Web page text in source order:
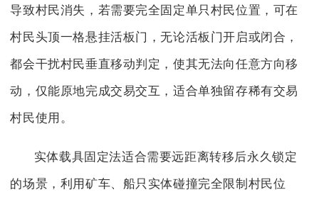
导致村民消失，若需要完全固定单只村民位置，可在
村民头顶一格悬挂活板门，无论活板门开启或闭合，
都会干扰村民垂直移动判定，使其无法向任意方向移
动，仅能原地完成交易交互，适合单独留存稀有交易
村民使用。
实体载具固定法适合需要远距离转移后永久锁定
的场景，利用矿车、船只实体碰撞完全限制村民位